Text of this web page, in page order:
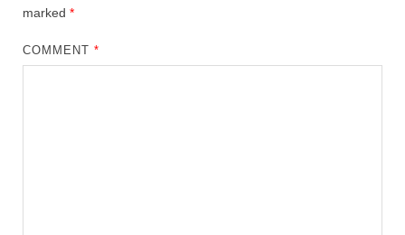
marked *
COMMENT*